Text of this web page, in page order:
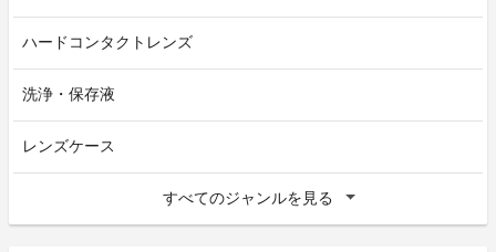
ハードコンタクトレンズ
洗浄・保存液
レンズケース
すべてのジャンルを見る